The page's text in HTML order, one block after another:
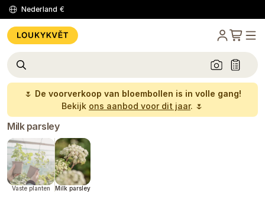
Nederland €
🌷 De voorverkoop van bloembollen is in volle gang!
Bekijk ons aanbod voor dit jaar. 🌷
Milk parsley
Vaste planten Milk parsley